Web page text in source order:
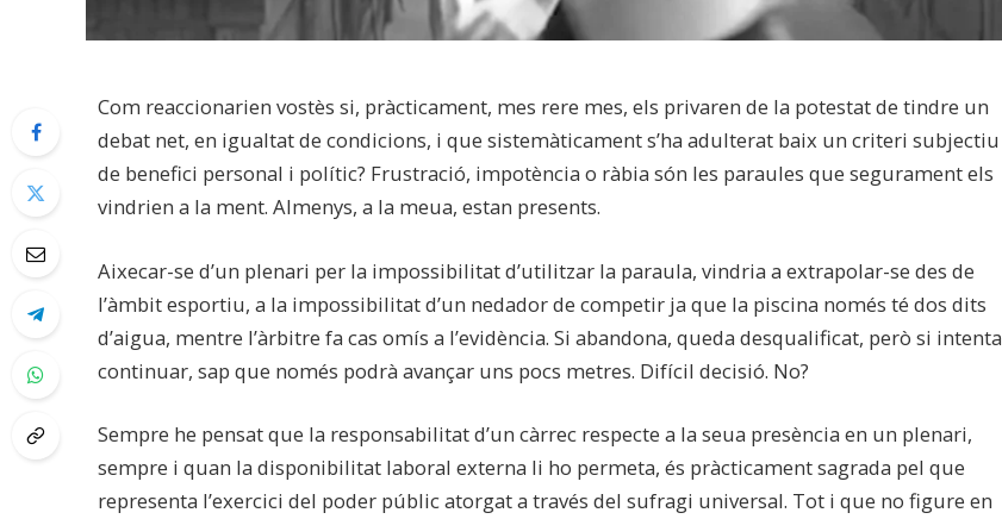
Com reaccionarien vostès si, pràcticament, mes rere mes, els privaren de la potestat de tindre un
debat net, en igualtat de condicions, i que sistemàticament s’ha adulterat baix un criteri subjectiu
de benefici personal i polític? Frustració, impotència o ràbia són les paraules que segurament els
vindrien a la ment. Almenys, a la meua, estan presents.
Aixecar-se d’un plenari per la impossibilitat d’utilitzar la paraula, vindria a extrapolar-se des de
l’àmbit esportiu, a la impossibilitat d’un nedador de competir ja que la piscina només té dos dits
d’aigua, mentre l’àrbitre fa cas omís a l’evidència. Si abandona, queda desqualificat, però si intenta
continuar, sap que només podrà avançar uns pocs metres. Difícil decisió. No?
Sempre he pensat que la responsabilitat d’un càrrec respecte a la seua presència en un plenari,
sempre i quan la disponibilitat laboral externa li ho permeta, és pràcticament sagrada pel que
representa l’exercici del poder públic atorgat a través del sufragi universal. Tot i que no figure en